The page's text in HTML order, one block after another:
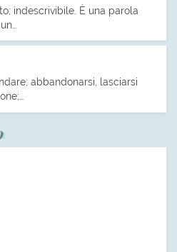
indescrivibile. È una parola
abbandonarsi, lasciarsi